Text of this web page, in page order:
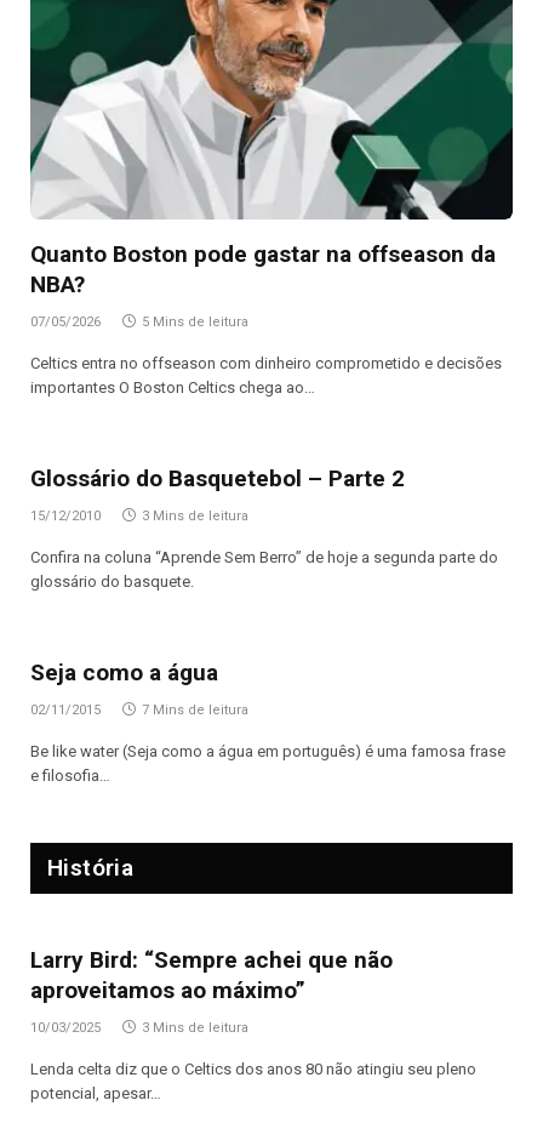
Quanto Boston pode gastar na offseason da
NBA?
07/05/2026 5 Mins de leitura
Celtics entra no offseason com dinheiro comprometido e decisões
importantes O Boston Celtics chega ao…
Glossário do Basquetebol – Parte 2
15/12/2010 3 Mins de leitura
Confira na coluna “Aprende Sem Berro” de hoje a segunda parte do
glossário do basquete.
Seja como a água
02/11/2015 7 Mins de leitura
Be like water (Seja como a água em português) é uma famosa frase
e filosofia…
História
Larry Bird: “Sempre achei que não
aproveitamos ao máximo”
10/03/2025 3 Mins de leitura
Lenda celta diz que o Celtics dos anos 80 não atingiu seu pleno
potencial, apesar…